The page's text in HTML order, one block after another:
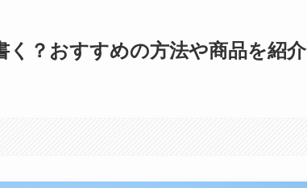
く？おすすめの方法や商品を紹介